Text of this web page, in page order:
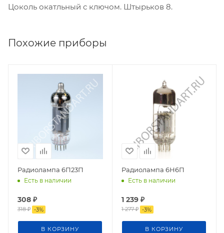
Цоколь окатльный с ключом. Штырьков 8.
Похожие приборы
Радиолампа 6П23П
Есть в наличии
308 ₽
318₽ -3%
В КОРЗИНУ
Радиолампа 6Н6П
Есть в наличии
1 239 ₽
1 277₽ -3%
В КОРЗИНУ